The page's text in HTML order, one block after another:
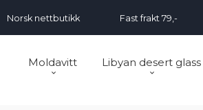
Norsk nettbutikk Fast frakt 79,-
Moldavitt Libyan desert glass